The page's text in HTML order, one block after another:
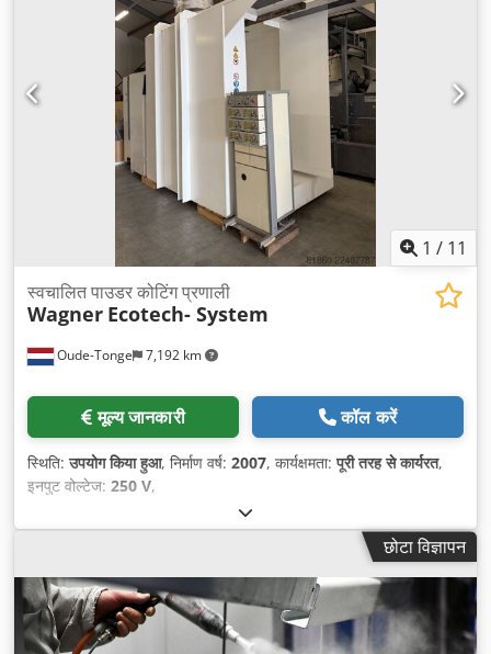
1 / 11
Oude-Tonge 7,192 km
स्वचालित पाउडर कोटिंग प्रणाली
Wagner Ecotech- System
मूल्य जानकारी कॉल करें
स्थिति:उपयोग किया हुआ, निर्माण वर्ष: 2007, कार्यक्षमता:पूरी तरह से कार्यरत,
इनपुट वोल्टेज: 250 V,
छोटा विज्ञापन